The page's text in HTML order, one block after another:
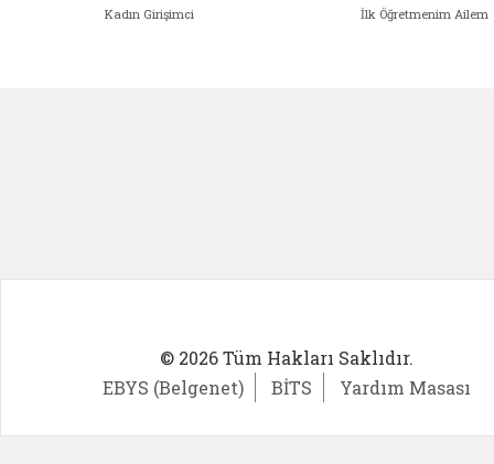
Kadın Girişimci İlk Öğretmenim Ailem
© 2026 Tüm Hakları Saklıdır.
EBYS (Belgenet)
BİTS Yardım Masası